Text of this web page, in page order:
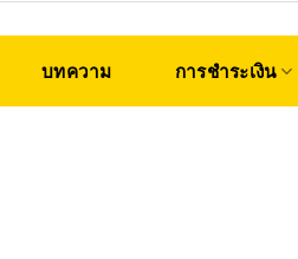
บทความ การชำระเงิน